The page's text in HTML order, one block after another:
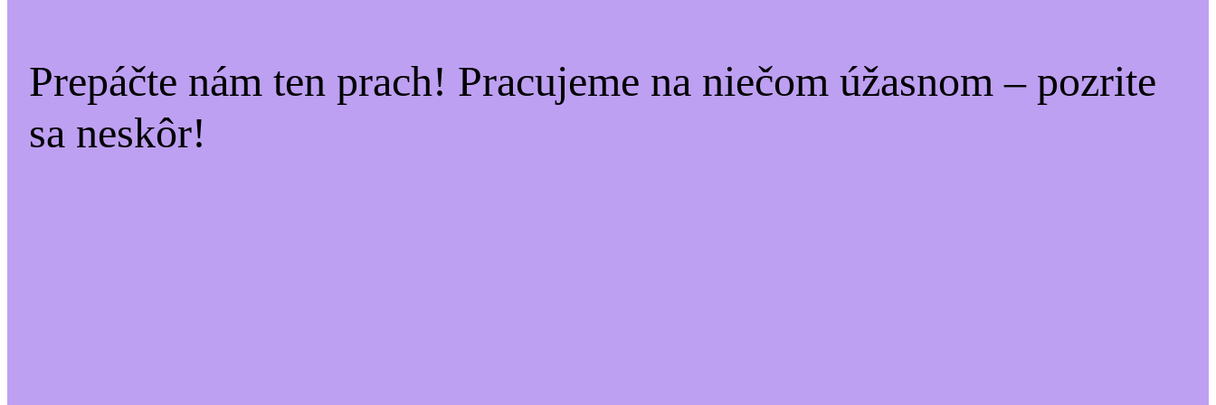
Prepáčte nám ten prach! Pracujeme na niečom úžasnom – pozrite
sa neskôr!